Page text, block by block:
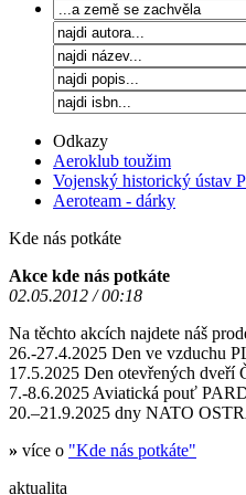
Odkazy
Aeroklub toužim
Vojenský historický ústav
Aeroteam - dárky
Kde nás potkáte
Akce kde nás potkáte
02.05.2012 / 00:18
Na těchto akcích najdete náš
26.-27.4.2025 Den ve vzduchu
17.5.2025 Den otevřených dveří
7.-8.6.2025 Aviatická pouť
20.–21.9.2025 dny NATO
» více o "Kde nás potkáte"
aktualita